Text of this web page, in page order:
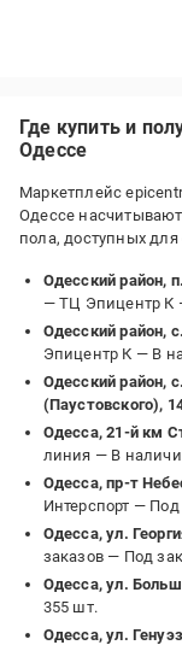
Где купить и
Одессе
Маркетплейс
Одессе насчитывают
пола, доступных
Одесский район,
— ТЦ Эпицентр К
Одесский район,
Эпицентр К — В
Одесский район,
(Паустовского),
Одесса, 21-й км
линия — В
Одесса, пр-т
Интерспорт — Под
Одесса, ул.
заказов — Под
Одесса, ул.
355 шт.
Одесса, ул.